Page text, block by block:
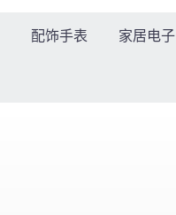
配饰手表 家居电子